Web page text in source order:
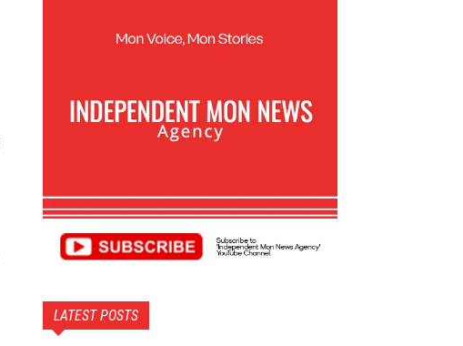
LATEST POSTS